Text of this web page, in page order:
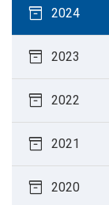
inventory_2 2024
inventory_2 2023
inventory_2 2022
inventory_2 2021
inventory_2 2020